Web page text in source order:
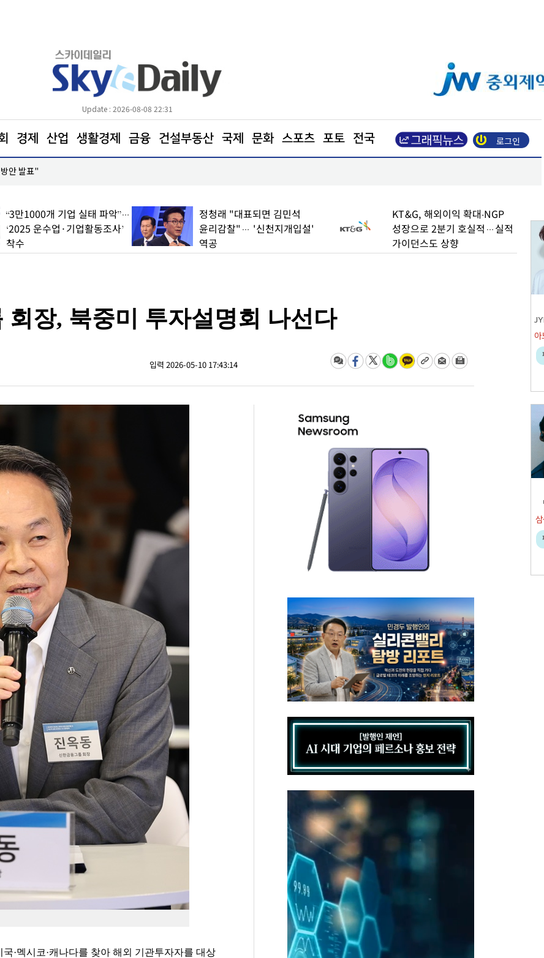
Update : 2026-08-08 22:31
경제 산업 생활경제 금융 건설부동산 국제 문화 스포츠 포토 전국 로그인
안 발표"
“3만1000개 기업 실태 파악”…
‘2025 운수업·기업활동조사’
착수
정청래 "대표되면 김민석
윤리감찰"… '신천지개입설'
역공
KT&G, 해외이익 확대∙NGP
성장으로 2분기 호실적…실적
가이던스도 상향
회장, 북중미 투자설명회 나선다
입력 2026-05-10 17:43:14
·멕시코·캐나다를 찾아 해외 기관투자자를 대상
삼